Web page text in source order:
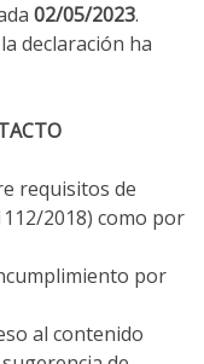
02/05/2023.
declaración ha
requisitos de
2018) como por
por
al contenido